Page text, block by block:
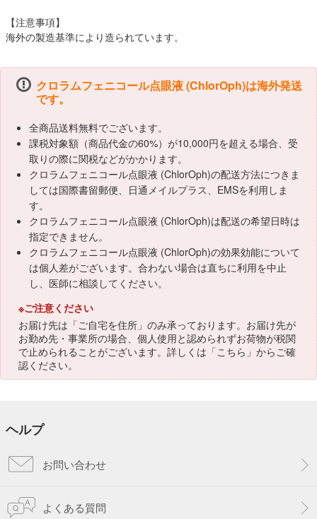
【注意事項】
海外の製造基準により造られています。
クロラムフェニコール点眼液 (ChlorOph)は海外発送
です。
全商品送料無料でございます。
課税対象額（商品代金の60%）が10,000円を超える場合、受
取りの際に関税などがかかります。
クロラムフェニコール点眼液 (ChlorOph)の配送方法につきま
しては国際書留郵便、日通メイルプラス、EMSを利用しま
す。
クロラムフェニコール点眼液 (ChlorOph)は配送の希望日時は
指定できません。
クロラムフェニコール点眼液 (ChlorOph)の効果効能について
は個人差がございます。合わない場合は直ちに利用を中止
し、医師に相談してください。
※ご注意ください
お届け先は「ご自宅を住所」のみ承っております。お届け先が
お勤め先・事業所の場合、個人使用と認められずお荷物が税関
で止められることがございます。詳しくは「こちら 」からご確
認ください。
ヘルプ
お問い合わせ
よくある質問